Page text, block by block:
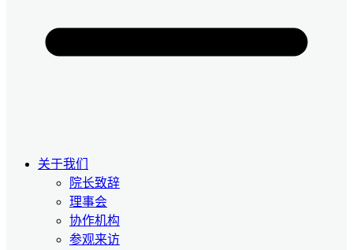
关于我们
院长致辞
理事会
协作机构
参观来访